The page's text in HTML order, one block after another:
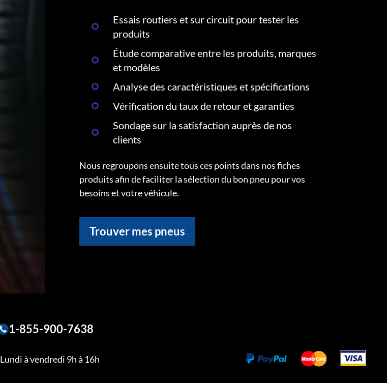
Essais routiers et sur circuit pour tester les
produits
Étude comparative entre les produits, marques
et modèles
Analyse des caractéristiques et spécifications
Vérification du taux de retour et garanties
Sondage sur la satisfaction auprès de nos
clients
Nous regroupons ensuite tous ces points dans nos fiches
produits afin de faciliter la sélection du bon pneu pour vos
besoins et votre véhicule.
Trouver mes pneus
1-855-900-7638
Lundi à vendredi 9h à 16h